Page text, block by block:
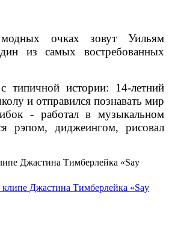
очках зовут Уильям
из самых востребованных
типичной истории: 14-летний
и отправился познавать мир
- работал в музыкальном
рэпом, диджеингом, рисовал
Джастина Тимберлейка «Say